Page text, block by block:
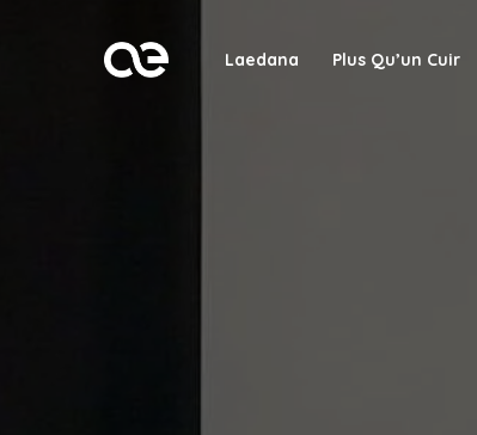
Laedana Plus Qu’un Cuir